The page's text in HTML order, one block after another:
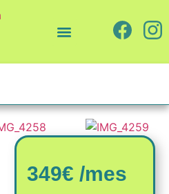
349€ /mes